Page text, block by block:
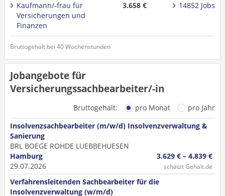
Kaufmann/-frau für
Versicherungen und
Finanzen
3.658 € 14852 Jobs
Bruttogehalt bei 40 Wochenstunden
Jobangebote für
Versicherungssachbearbeiter/-in
Bruttogehalt: pro Monat
pro Jahr
Insolvenzsachbearbeiter (m/w/d) Insolvenzverwaltung &
Sanierung
BRL BOEGE ROHDE LUEBBEHUESEN
Hamburg
29.07.2026
3.629 € – 4.839 €
schätzt Gehalt.de
Verfahrensleitenden Sachbearbeiter für die
Insolvenzverwaltung (w/m/d)